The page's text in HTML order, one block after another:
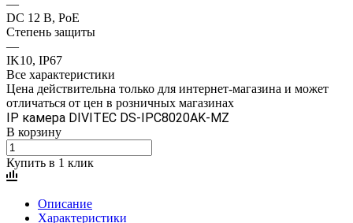
—
DC 12 В, PoE
Степень защиты
—
IK10, IP67
Все характеристики
Цена действительна только для интернет-магазина и может
отличаться от цен в розничных магазинах
IP камера DIVITEC DS-IPC8020AK-MZ
В корзину
Купить в 1 клик
Описание
Характеристики